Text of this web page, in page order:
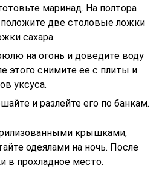
маринад. На полтора
две столовые ложки
сахара.
на огонь и доведите воду
этого снимите ее с плиты и
уксуса.
и разлейте его по банкам.
крышками,
одеялами на ночь. После
в прохладное место.